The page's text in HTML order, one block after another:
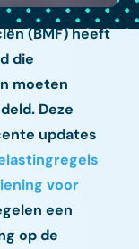
(BMF) heeft
die
moeten
Deze
updates
voor
een
op de